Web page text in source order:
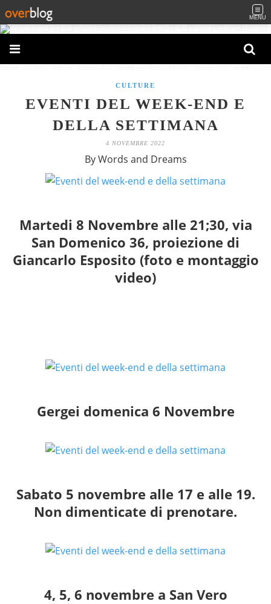
MENU
CULTURE
EVENTI DEL WEEK-END E
DELLA SETTIMANA
4 NOVEMBRE 2022
By Words and Dreams
Martedi 8 Novembre alle 21;30, via
San Domenico 36, proiezione di
Giancarlo Esposito (foto e montaggio
video)
Gergei domenica 6 Novembre
Sabato 5 novembre alle 17 e alle 19.
Non dimenticate di prenotare.
4, 5, 6 novembre a San Vero